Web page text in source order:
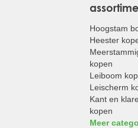
Hoogstam
Heester
kopen
Leiboom
Leischerm
Kant en
kopen
Meer